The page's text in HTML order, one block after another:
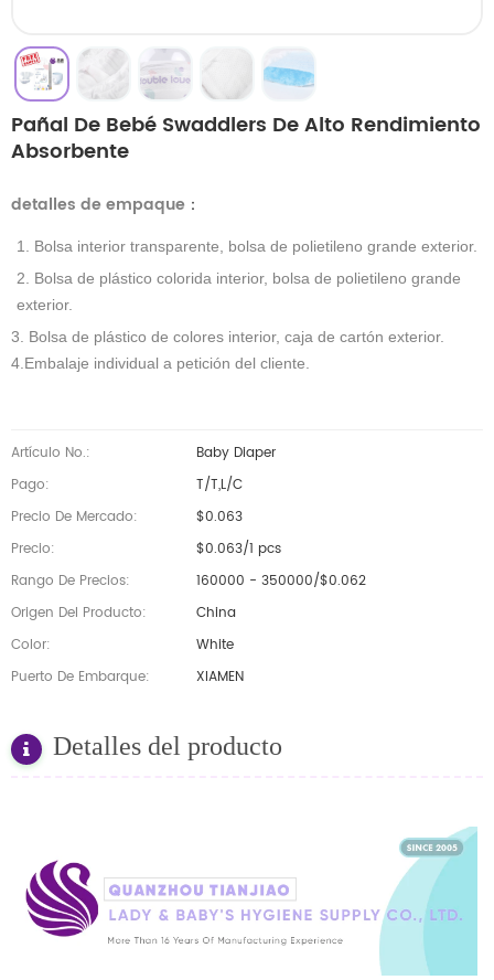
Pañal De Bebé Swaddlers De Alto Rendimiento
Absorbente
detalles de empaque ：
1. Bolsa interior transparente, bolsa de polietileno grande exterior.
2. Bolsa de plástico colorida interior, bolsa de polietileno grande
exterior.
3. Bolsa de plástico de colores interior, caja de cartón exterior.
4.Embalaje individual a petición del cliente.
Artículo No.:
Baby Diaper
Pago:
T/T,L/C
Precio De Mercado:
$0.063
Precio:
$0.063/1 pcs
Rango De Precios:
160000 - 350000/$0.062
Origen Del Producto:
China
Color:
White
Puerto De Embarque:
XIAMEN
Detalles del producto